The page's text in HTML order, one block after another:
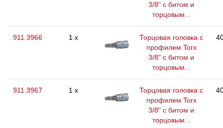
3/8" с битом и
торцовым...
911.3966 1 x
Торцовая головка с
профилем Torx
3/8" с битом и
торцовым...
911.3967 1 x
Торцовая головка с
профилем Torx
3/8" с битом и
торцовым...